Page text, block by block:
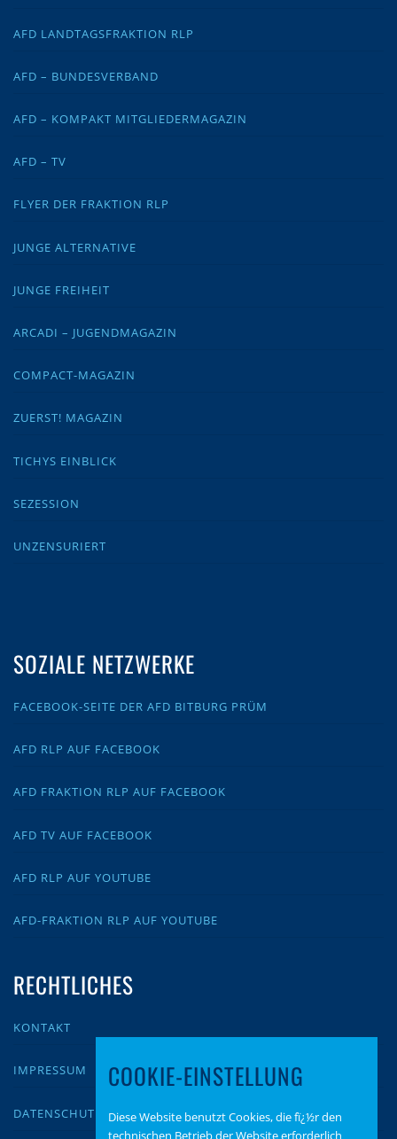
AFD LANDTAGSFRAKTION RLP
AFD – BUNDESVERBAND
AFD – KOMPAKT MITGLIEDERMAGAZIN
AFD – TV
FLYER DER FRAKTION RLP
JUNGE ALTERNATIVE
JUNGE FREIHEIT
ARCADI – JUGENDMAGAZIN
COMPACT-MAGAZIN
ZUERST! MAGAZIN
TICHYS EINBLICK
SEZESSION
UNZENSURIERT
SOZIALE NETZWERKE
FACEBOOK-SEITE DER AFD BITBURG PRÜM
AFD RLP AUF FACEBOOK
AFD FRAKTION RLP AUF FACEBOOK
AFD TV AUF FACEBOOK
AFD RLP AUF YOUTUBE
AFD-FRAKTION RLP AUF YOUTUBE
RECHTLICHES
KONTAKT
IMPRESSUM
DATENSCHUTZ
COOKIE-EINSTELLUNG
Diese Website benutzt Cookies, die fï¿½r den
technischen Betrieb der Website erforderlich